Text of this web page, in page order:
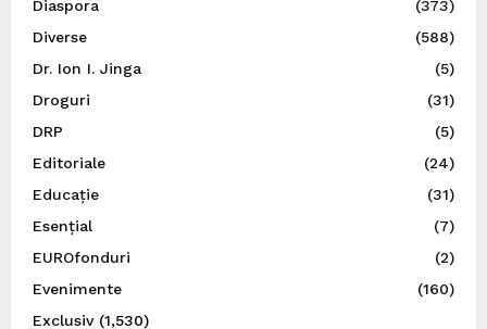
Diaspora
(373)
Diverse
(588)
Dr. Ion I. Jinga
(5)
Droguri
(31)
DRP
(5)
Editoriale
(24)
Educație
(31)
Esențial
(7)
EUROfonduri
(2)
Evenimente
(160)
Exclusiv(1,530)